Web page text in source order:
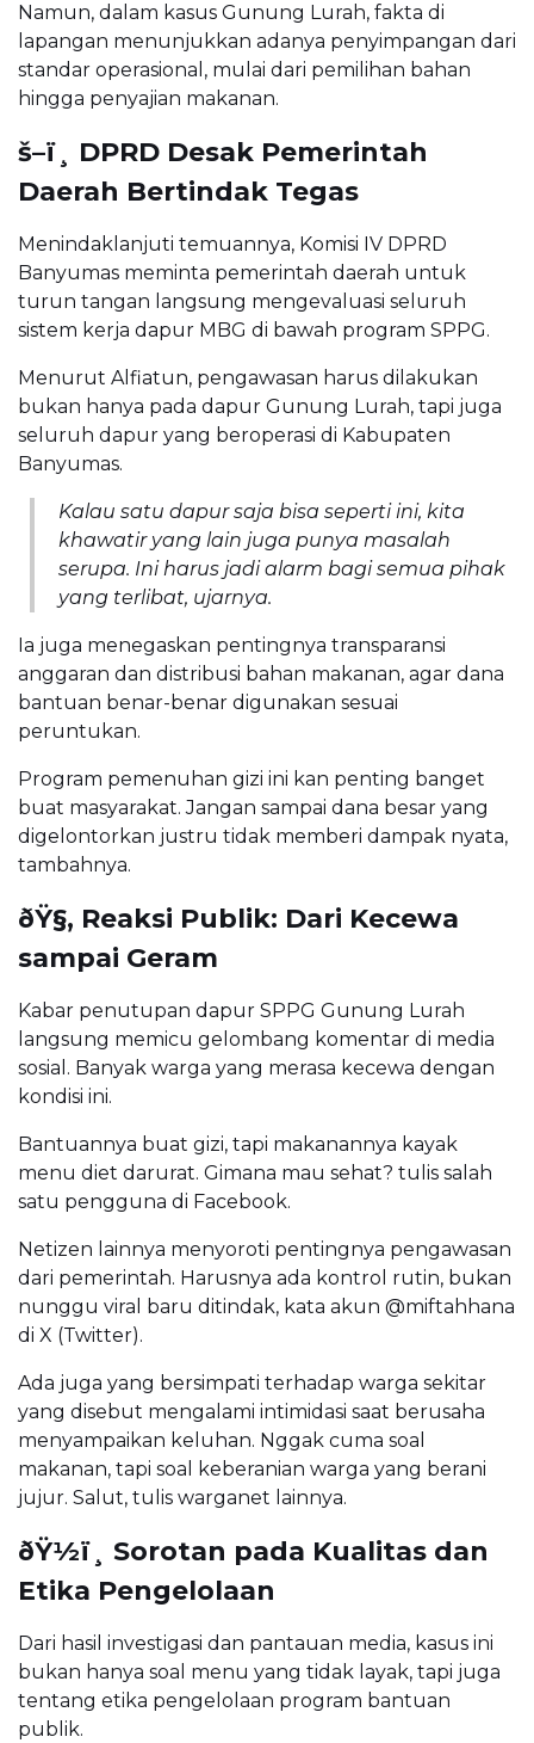
Namun, dalam kasus Gunung Lurah, fakta di
lapangan menunjukkan adanya penyimpangan dari
standar operasional, mulai dari pemilihan bahan
hingga penyajian makanan.
š–ï¸ DPRD Desak Pemerintah
Daerah Bertindak Tegas
Menindaklanjuti temuannya, Komisi IV DPRD
Banyumas meminta pemerintah daerah untuk
turun tangan langsung mengevaluasi seluruh
sistem kerja dapur MBG di bawah program SPPG.
Menurut Alfiatun, pengawasan harus dilakukan
bukan hanya pada dapur Gunung Lurah, tapi juga
seluruh dapur yang beroperasi di Kabupaten
Banyumas.
Kalau satu dapur saja bisa seperti ini, kita
khawatir yang lain juga punya masalah
serupa. Ini harus jadi alarm bagi semua pihak
yang terlibat, ujarnya.
Ia juga menegaskan pentingnya transparansi
anggaran dan distribusi bahan makanan, agar dana
bantuan benar-benar digunakan sesuai
peruntukan.
Program pemenuhan gizi ini kan penting banget
buat masyarakat. Jangan sampai dana besar yang
digelontorkan justru tidak memberi dampak nyata,
tambahnya.
ðŸ§‚ Reaksi Publik: Dari Kecewa
sampai Geram
Kabar penutupan dapur SPPG Gunung Lurah
langsung memicu gelombang komentar di media
sosial. Banyak warga yang merasa kecewa dengan
kondisi ini.
Bantuannya buat gizi, tapi makanannya kayak
menu diet darurat. Gimana mau sehat? tulis salah
satu pengguna di Facebook.
Netizen lainnya menyoroti pentingnya pengawasan
dari pemerintah. Harusnya ada kontrol rutin, bukan
nunggu viral baru ditindak, kata akun @miftahhana
di X (Twitter).
Ada juga yang bersimpati terhadap warga sekitar
yang disebut mengalami intimidasi saat berusaha
menyampaikan keluhan. Nggak cuma soal
makanan, tapi soal keberanian warga yang berani
jujur. Salut, tulis warganet lainnya.
ðŸ½ï¸ Sorotan pada Kualitas dan
Etika Pengelolaan
Dari hasil investigasi dan pantauan media, kasus ini
bukan hanya soal menu yang tidak layak, tapi juga
tentang etika pengelolaan program bantuan
publik.